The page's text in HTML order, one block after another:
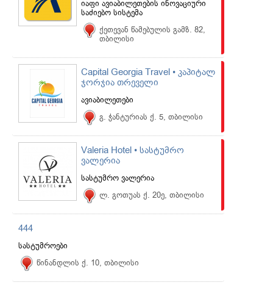
იაფი ავიაბილეთების ინოვაციური
საძიებო სისტემა
ქეთევან წამებულის გამზ. 82,
თბილისი
Capital Georgia Travel • კაპიტალ
ჯორჯია თრეველი
ავიაბილეთები
გ. ჭანტურიას ქ. 5, თბილისი
Valeria Hotel • სასტუმრო
ვალერია
სასტუმრო ვალერია
ლ. გოთუას ქ. 20ე, თბილისი
444
სასტუმროები
წინანდლის ქ. 10, თბილისი